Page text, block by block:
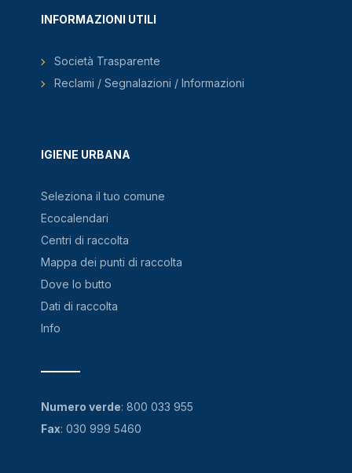
IGIENE URBANA
Seleziona il tuo comune
Ecocalendari
Centri di raccolta
Mappa dei punti di raccolta
Dove lo butto
Dati di raccolta
Info
INFORMAZIONI UTILI
Società Trasparente
Reclami / Segnalazioni / Informazioni
Numero verde: 800 033 955
Fax: 030 999 5460